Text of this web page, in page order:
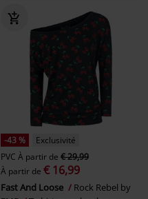
-43 %
Exclusivité
PVC À partir de € 29,99
À partir de € 16,99
Fast And Loose
Rock Rebel by